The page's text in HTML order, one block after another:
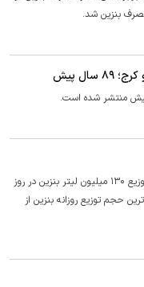
مصرف بنزین شد.
پیش
مدیرعامل شرکت ملی پخش فرآورده‌های نفتی ایران از توزیع ۱۳۰ میلیون لیتر بنزین در روز
حجم توزیع روزانه بنزین از